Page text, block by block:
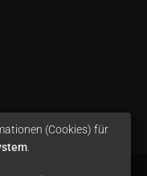
(Cookies) für